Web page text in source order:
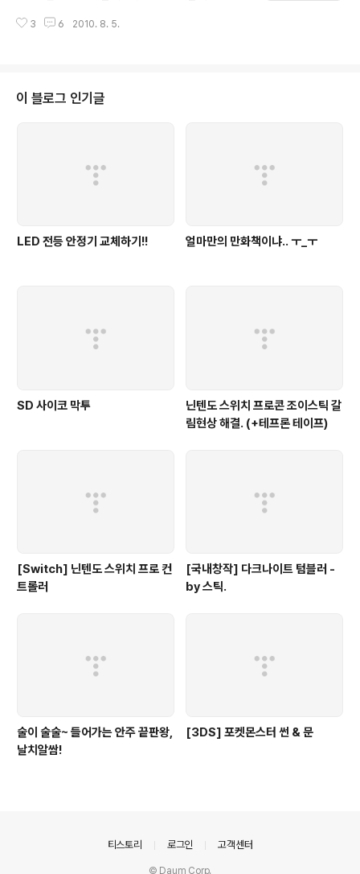
생각이 강하지요. 카메라와는 달리.. 혼자서 알아 나가는 것
는 일반 핫슈 단자. 밑에는 소니슈에 연결하는 모양새. 단점
만, 스튜디오 같은 곳에서 조명 사용시 에러사항이 꽃피기
때문입니다. 광동조를 해야 하는데 모든 제품이 핫슈용으
를 이용해 핫슈용 스..
3 6 2010. 8. 5.
이 블로그 인기글
LED 전등 안정기 교체하기!! 얼마만의 만화책이냐.. ㅜ_ㅜ
SD 사이코 막투
닌텐도 스위치 프로콘 조이스틱 갈
림현상 해결. (+테프론 테이프)
[Switch] 닌텐도 스위치 프로 컨
트롤러
[국내창작] 다크나이트 텀블러 -
by 스틱.
술이 술술~ 들어가는 안주 끝판왕,
날치알쌈!
[3DS] 포켓몬스터 썬 & 문
티스토리 로그인 고객센터
© Daum Corp.